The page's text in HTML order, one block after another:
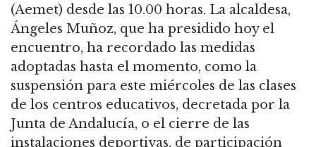
(Aemet) desde las 10.00 horas. La alcaldesa,
Ángeles Muñoz, que ha presidido hoy el
encuentro, ha recordado las medidas
adoptadas hasta el momento, como la
suspensión para este miércoles de las clases
de los centros educativos, decretada por la
Junta de Andalucía, o el cierre de las
instalaciones deportivas, de participación